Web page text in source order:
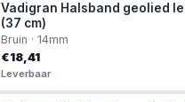
Vadigran Halsband geolied
(37 cm)
Bruin · 14mm
€18,41
Leverbaar